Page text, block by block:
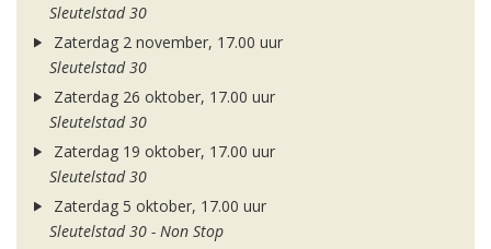
Sleutelstad 30
Zaterdag 2 november, 17.00 uur
Sleutelstad 30
Zaterdag 26 oktober, 17.00 uur
Sleutelstad 30
Zaterdag 19 oktober, 17.00 uur
Sleutelstad 30
Zaterdag 5 oktober, 17.00 uur
Sleutelstad 30 - Non Stop